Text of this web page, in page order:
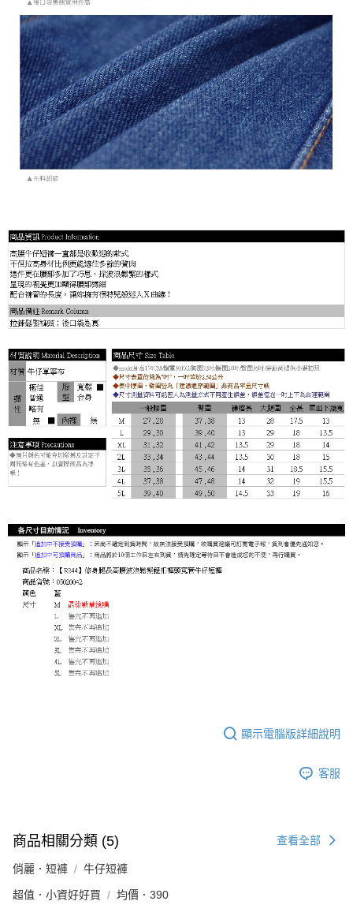
顯示電腦版詳細說明
客服
商品相關分類 (5) 查看全部
俏麗．短褲 牛仔短褲
超值．小資好好買 均價．390